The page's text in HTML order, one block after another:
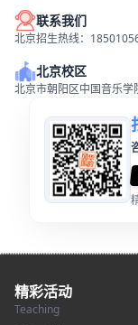
联系我们
北京招生热线：
北京校区
北京市朝阳区中国音乐学
精彩活动
Teaching